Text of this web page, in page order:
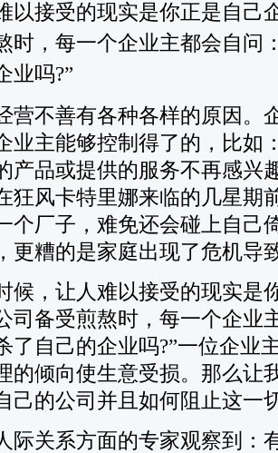
接受的现实是你正是自己
时，每一个企业主都会自问
业吗?”
不善有各种各样的原因。
业主能够控制得了的，比如
产品或提供的服务不再感兴
狂风卡特里娜来临的几星期
个厂子，难免还会碰上自己
更糟的是家庭出现了危机导
，让人难以接受的现实是
司备受煎熬时，每一个企业
了自己的企业吗?”一位企业
的倾向使生意受损。那么让
己的公司并且如何阻止这一
关系方面的专家观察到：